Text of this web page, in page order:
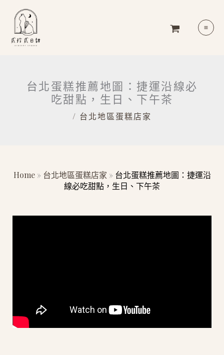
台北蛋糕推薦地圖：捷運沿線必
吃甜點，生日、下午茶
/ 台北地區蛋糕店家
Home» 台北地區蛋糕店家 » 台北蛋糕推薦地圖：捷運沿
線必吃甜點，生日、下午茶